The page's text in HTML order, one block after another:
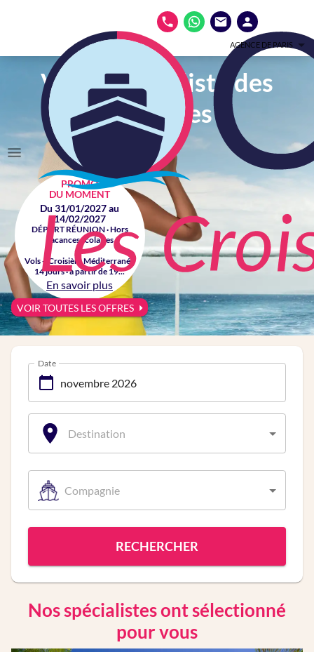
AGENCE DE PARIS
Votre spécialiste des
croisières
PROMO
DU MOMENT
Du 31/01/2027 au
14/02/2027
DÉPART RÉUNION · Hors
vacances scolaires
Vols + Croisière Méditerranée
14 jours · à partir de 19...
En savoir plus
VOIR TOUTES LES OFFRES
Date
Destination
Compagnie
RECHERCHER
Nos spécialistes ont sélectionné
pour vous